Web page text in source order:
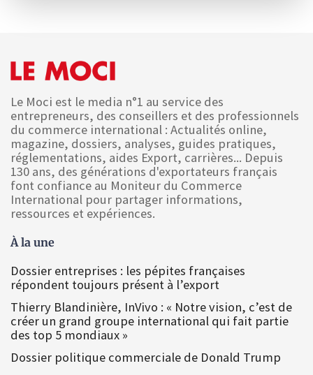
Le Moci est le media n°1 au service des
entrepreneurs, des conseillers et des professionnels
du commerce international : Actualités online,
magazine, dossiers, analyses, guides pratiques,
réglementations, aides Export, carrières... Depuis
130 ans, des générations d'exportateurs français
font confiance au Moniteur du Commerce
International pour partager informations,
ressources et expériences.
À la une
Dossier entreprises : les pépites françaises
répondent toujours présent à l’export
Thierry Blandinière, InVivo : « Notre vision, c’est de
créer un grand groupe international qui fait partie
des top 5 mondiaux »
Dossier politique commerciale de Donald Trump